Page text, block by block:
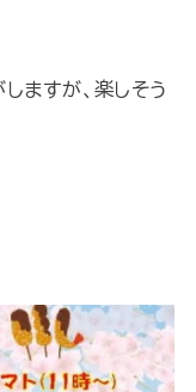
ますが、楽しそう